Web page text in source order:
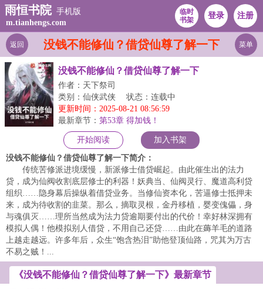
雨恒书院 手机版
m.tianhengs.com
临时
书架
登录 注册
没钱不能修仙？借贷仙尊了解一下
返回 菜单
没钱不能修仙？借贷仙尊了解一下
作者：天下祭司
类别：仙侠武侠
状态：连载中
更新时间：2025-08-21 08:56:59
最新章节： 第53章 得加钱！
开始阅读 加入书架
没钱不能修仙？借贷仙尊了解一下简介：
传统苦修派进境缓慢，新派修士借贷崛起。由此催生出的法力
贷，成为仙阀收割底层修士的利器！妖典当、仙阀灵行、魔道高利贷
组织……隐身幕后操纵着借贷业务。当修仙资本化，苦逼修士抵押未
来，成为待收割的韭菜。那么，摘取灵根，金丹移植，婴变傀儡，身
与魂俱灭……理所当然成为法力贷逾期要付出的代价！幸好林深拥有
模拟人偶！他模拟别人借贷，不用自己还贷……由此在薅羊毛的道路
上越走越远。许多年后，众生“饱含热泪”助他登顶仙路，咒其为万古
不易之贼！...
《没钱不能修仙？借贷仙尊了解一下》最新章节